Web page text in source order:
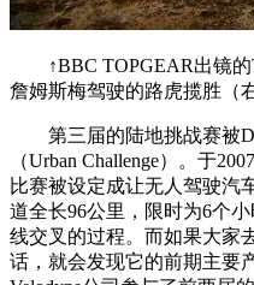
↑BBC TOPGEAR出镜的
詹姆斯梅驾驶的路虎揽胜（右
第三届的陆地挑战赛被
（Urban Challenge）。于
比赛被设定成让无人驾驶汽
道全长96公里，限时为6个
线交叉的过程。而如果大家
话，就会发现它的前期主要